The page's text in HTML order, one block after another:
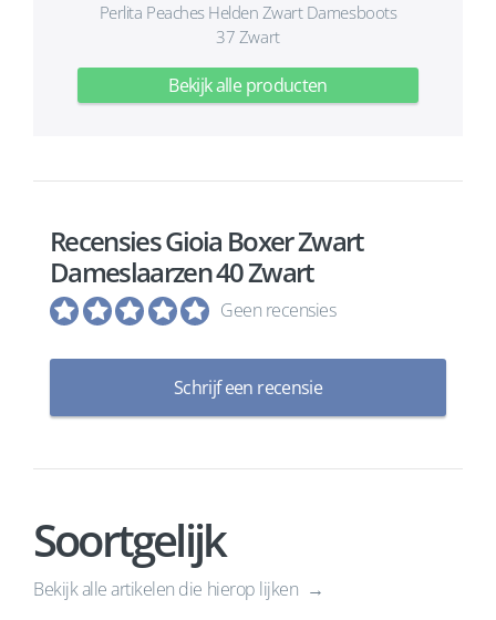
Perlita Peaches Helden Zwart Damesboots
37 Zwart
Bekijk alle producten
Recensies Gioia Boxer Zwart
Dameslaarzen 40 Zwart
Geen recensies
Schrijf een recensie
Soortgelijk
Bekijk alle artikelen die hierop lijken